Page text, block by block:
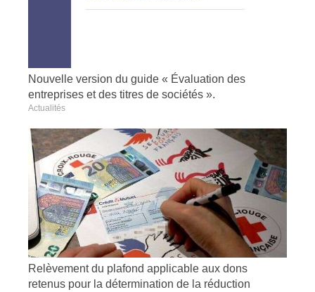
Nouvelle version du guide « Évaluation des
entreprises et des titres de sociétés ».
Actualités
Relèvement du plafond applicable aux dons
retenus pour la détermination de la réduction